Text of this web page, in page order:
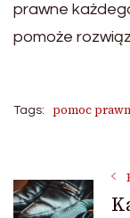
prawne
pomoże
Tags: pomoc
Post